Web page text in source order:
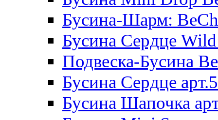
Бусина-Шарм:
Бусина Сердце
Подвеска-Бусина
Бусина Сердце
Бусина Шапочка